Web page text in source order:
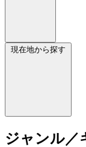
現在地から探す
ジャンル／